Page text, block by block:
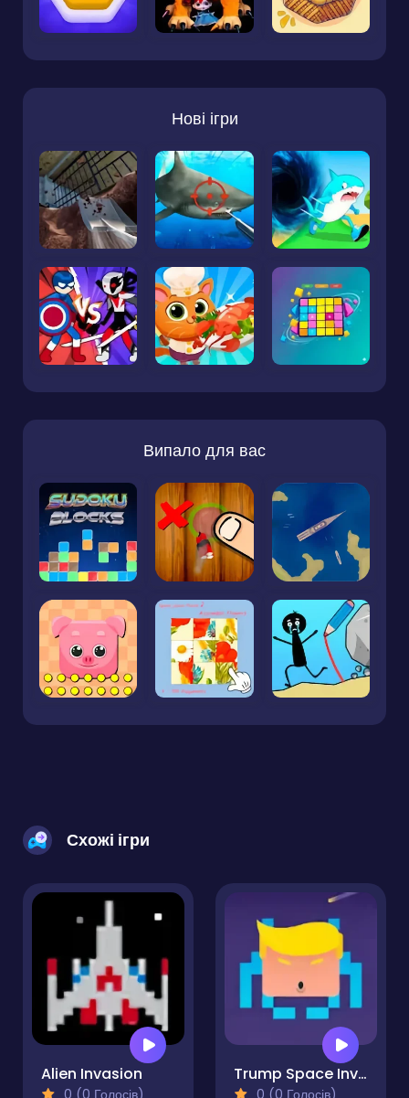
Нові ігри
Випало для вас
Схожі ігри
Alien Invasion Trump Space Invaders